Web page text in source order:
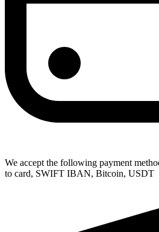
We accept the following payment
to card, SWIFT IBAN, Bitcoin, USDT